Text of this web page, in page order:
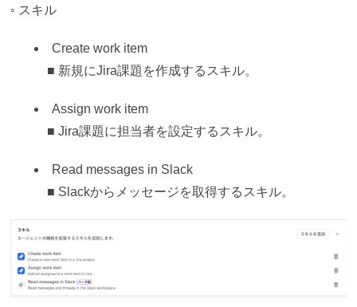
◦ スキル
Create work item
■ 新規にJira課題を作成するスキル。
Assign work item
■ Jira課題に担当者を設定するスキル。
Read messages in Slack
■ Slackからメッセージを取得するスキル。